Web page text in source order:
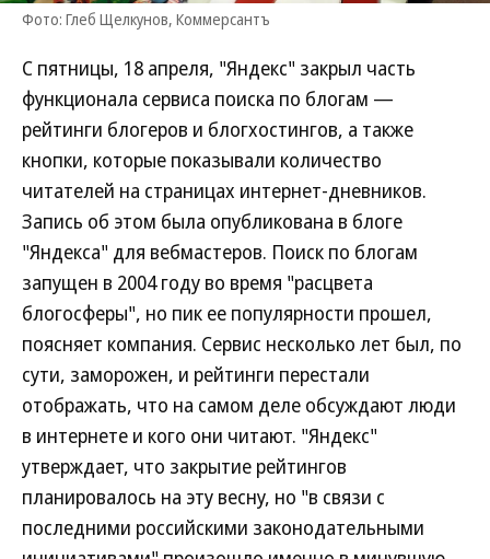
Фото: Глеб Щелкунов, Коммерсантъ
С пятницы, 18 апреля, "Яндекс" закрыл часть
функционала сервиса поиска по блогам —
рейтинги блогеров и блогхостингов, а также
кнопки, которые показывали количество
читателей на страницах интернет-дневников.
Запись об этом была опубликована в блоге
"Яндекса" для вебмастеров. Поиск по блогам
запущен в 2004 году во время "расцвета
блогосферы", но пик ее популярности прошел,
поясняет компания. Сервис несколько лет был, по
сути, заморожен, и рейтинги перестали
отображать, что на самом деле обсуждают люди
в интернете и кого они читают. "Яндекс"
утверждает, что закрытие рейтингов
планировалось на эту весну, но "в связи с
последними российскими законодательными